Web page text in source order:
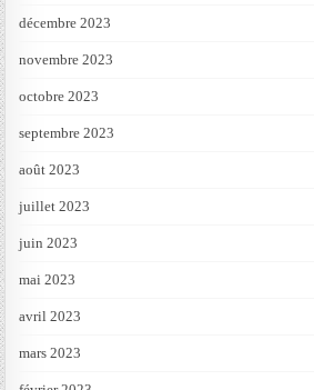
décembre 2023
novembre 2023
octobre 2023
septembre 2023
août 2023
juillet 2023
juin 2023
mai 2023
avril 2023
mars 2023